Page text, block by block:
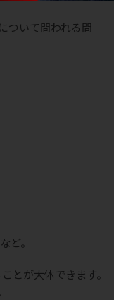
ついて問われる問
ど。
とが大体できます。